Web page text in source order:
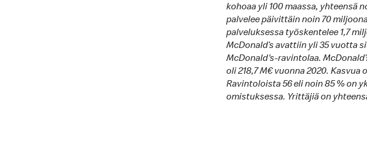
kohoaa yli 100 maassa, yhteensä
palvelee päivittäin noin 70
palveluksessa työskentelee 1,7
McDonald’s avattiin yli 35 vuotta
McDonald's-ravintolaa.
oli 218,7 M€ vuonna 2020.
Ravintoloista 56 eli noin 85 % on
omistuksessa. Yrittäjiä on